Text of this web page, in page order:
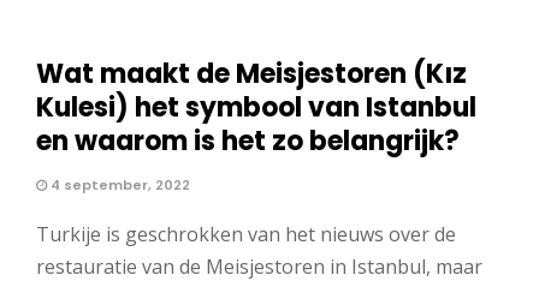
Wat maakt de Meisjestoren (Kız
Kulesi) het symbool van Istanbul
en waarom is het zo belangrijk?
4 september, 2022
Turkije is geschrokken van het nieuws over de
restauratie van de Meisjestoren in Istanbul, maar